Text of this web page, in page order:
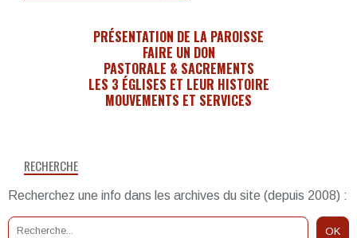
RECHERCHE
Recherchez une info dans les archives du site (depuis 2008) :
PRÉSENTATION DE LA PAROISSE
FAIRE UN DON
PASTORALE & SACREMENTS
LES 3 ÉGLISES ET LEUR HISTOIRE
MOUVEMENTS ET SERVICES